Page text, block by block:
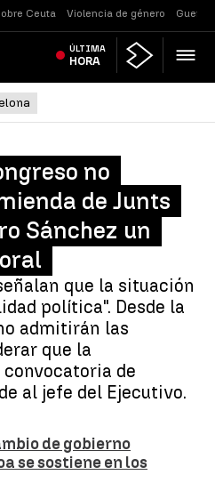
Ceuta Violencia de género Guerra
ÚLTIMA
HORA
no
de Junts
Sánchez un
que la situación
política". Desde la
admitirán las
que la
de
al jefe del Ejecutivo.
de gobierno
se sostiene en los